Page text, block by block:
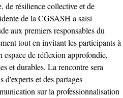
de résilience collective et de
de la CGSASH a saisi
aux premiers responsables du
tout en invitant les participants à
espace de réflexion approfondie,
et durables. ‎La rencontre sera
d'experts et des partages
sur la professionnalisation